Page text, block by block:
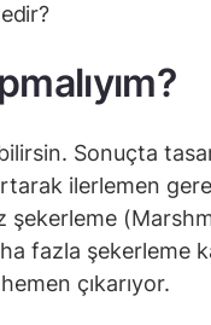
Sonuçta
ilerlemen
şekerleme
fazla şekerleme
çıkarıyor.